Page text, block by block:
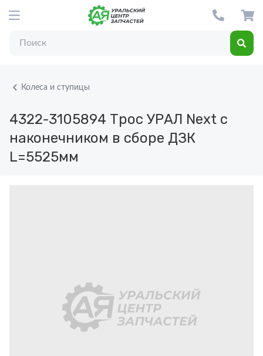
Колеса и ступицы
4322-3105894 Трос УРАЛ Next с
наконечником в сборе ДЗК
L=5525мм